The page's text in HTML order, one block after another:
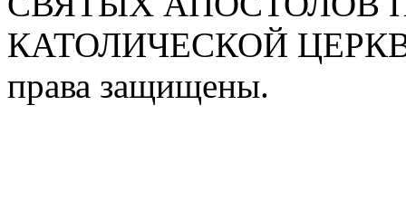
КАТОЛИЧЕСКОЙ
права защищены.